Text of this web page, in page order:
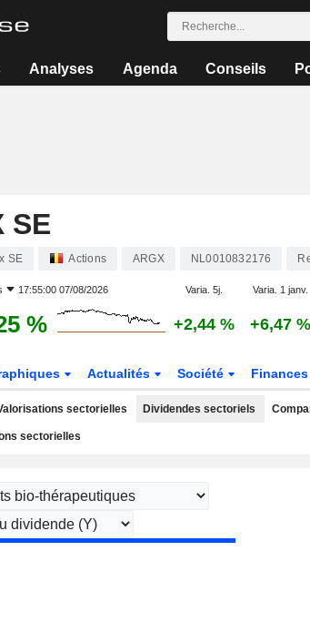
Analyses Agenda Conseils
SE
SE Actions ARGX NL0010832176
17:55:00 07/08/2026 Varia. 5j. Varia. 1 janv.
% +2,44 % +6,47 %
Actualités Société Finances
sectorielles Dividendes sectoriels
sectorielles